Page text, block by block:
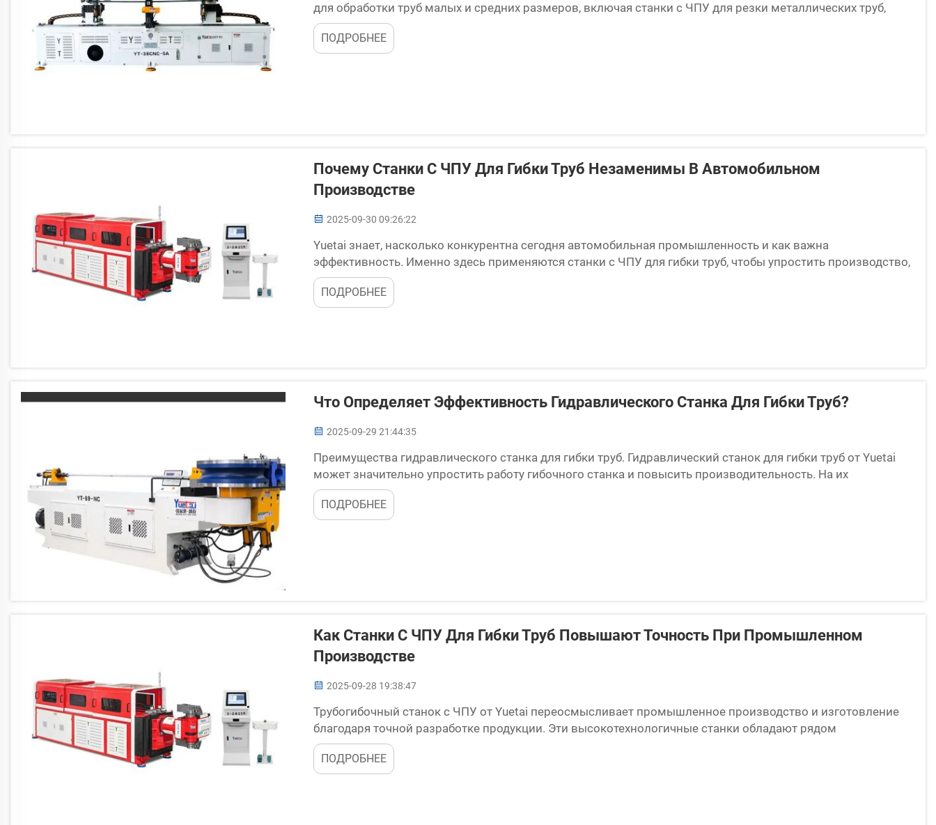
для обработки труб малых и средних размеров, включая станки с ЧПУ для резки металлических труб,
тяжелые трубогибочные станки с ЧПУ, автоматические производственные линии. Наша продукция
разрабатывается...
ПОДРОБНЕЕ
Почему Станки С ЧПУ Для Гибки Труб Незаменимы В Автомобильном
Производстве
2025-09-30 09:26:22
Yuetai знает, насколько конкурентна сегодня автомобильная промышленность и как важна
эффективность. Именно здесь применяются станки с ЧПУ для гибки труб, чтобы упростить производство,
повысить точность, снизить затраты, обеспечить безопасность и значительно расширить
функциональные возможности. Давайте посмотрим, почему...
ПОДРОБНЕЕ
Что Определяет Эффективность Гидравлического Станка Для Гибки Труб?
2025-09-29 21:44:35
Преимущества гидравлического станка для гибки труб. Гидравлический станок для гибки труб от Yuetai
может значительно упростить работу гибочного станка и повысить производительность. На их
производительность влияют несколько рабочих параметров. Один из т...
ПОДРОБНЕЕ
Как Станки С ЧПУ Для Гибки Труб Повышают Точность При Промышленном
Производстве
2025-09-28 19:38:47
Трубогибочный станок с ЧПУ от Yuetai переосмысливает промышленное производство и изготовление
благодаря точной разработке продукции. Эти высокотехнологичные станки обладают рядом
преимуществ, которые способствуют оптимизации производства и созданию точных и однородных
продуктов...
ПОДРОБНЕЕ